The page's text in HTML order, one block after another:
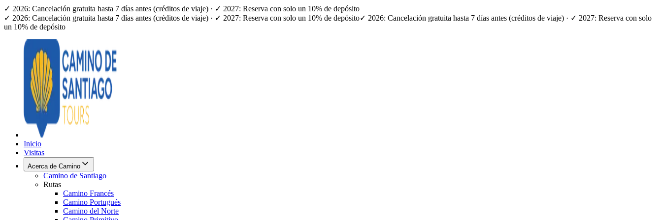
✓ 2026: Cancelación gratuita hasta 7 días antes (créditos de viaje) · ✓ 2027: Reserva con solo un 10% de depósito
✓ 2026: Cancelación gratuita hasta 7 días antes (créditos de viaje) · ✓ 2027: Reserva con solo un 10% de depósito✓ 2026: Cancelación gratuita hasta 7 días antes (créditos de viaje) · ✓ 2027: Reserva con solo
un 10% de depósito
Inicio
Visitas
Acerca de Camino
Camino de Santiago
Rutas
Camino Francés
Camino Portugués
Camino del Norte